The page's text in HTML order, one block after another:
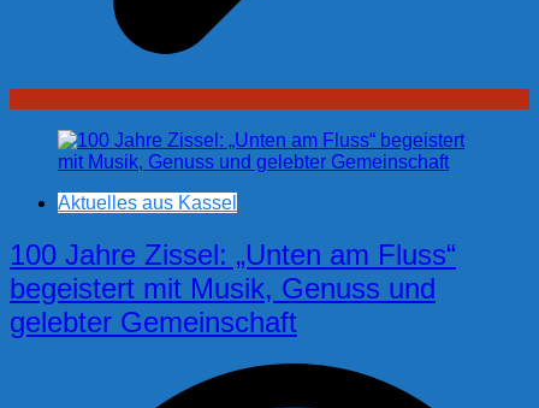
Aktuelles aus Kassel
100 Jahre Zissel: „Unten am Fluss“
begeistert mit Musik, Genuss und
gelebter Gemeinschaft